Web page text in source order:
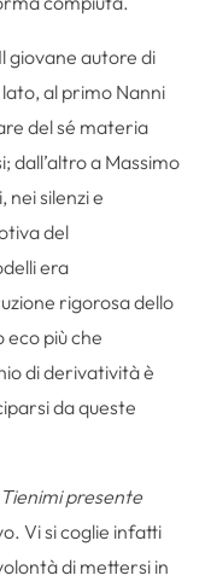
giovane autore di
al primo Nanni
del sé materia
dall’altro a Massimo
nei silenzi e
del
era
rigorosa dello
eco più che
di derivatività è
da queste
Tienimi presente
Vi si coglie infatti
di mettersi in